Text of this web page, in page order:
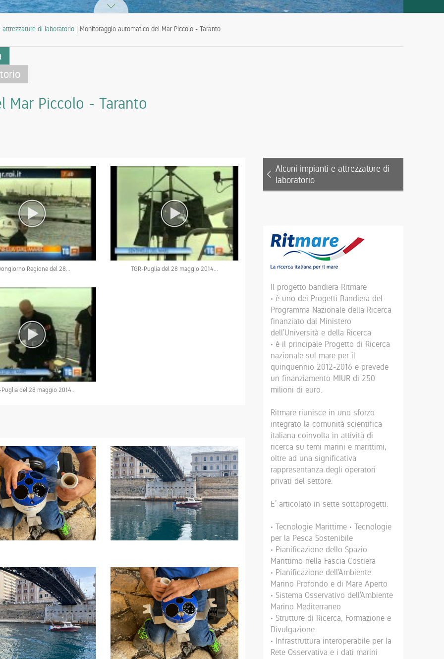
di laboratorio | Monitoraggio automatico del Mar Piccolo - Taranto
Piccolo - Taranto
Regione del 28... TGR-Puglia del 28 maggio 2014...
Puglia del 28 maggio 2014...
Alcuni impianti e attrezzature di
laboratorio
Il progetto bandiera Ritmare
• è uno dei Progetti Bandiera del
Programma Nazionale della Ricerca
finanziato dal Ministero
dell’Università e della Ricerca
• è il principale Progetto di Ricerca
nazionale sul mare per il
quinquennio 2012-2016 e prevede
un finanziamento MIUR di 250
milioni di euro.
Ritmare riunisce in uno sforzo
integrato la comunità scientifica
italiana coinvolta in attività di
ricerca su temi marini e marittimi,
oltre ad una significativa
rappresentanza degli operatori
privati del settore.
E’ articolato in sette sottoprogetti:
• Tecnologie Marittime • Tecnologie
per la Pesca Sostenibile
• Pianificazione dello Spazio
Marittimo nella Fascia Costiera
• Pianificazione dell’Ambiente
Marino Profondo e di Mare Aperto
• Sistema Osservativo dell’Ambiente
Marino Mediterraneo
• Strutture di Ricerca, Formazione e
Divulgazione
• Infrastruttura interoperabile per la
Rete Osservativa e i dati marini